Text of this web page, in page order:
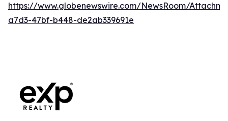
https://www.globenewswire.com/NewsRoom/
a7d3-47bf-b448-de2ab339691e